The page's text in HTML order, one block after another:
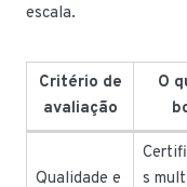
escala.
Critério de
avaliação
O
Qualidade e
s